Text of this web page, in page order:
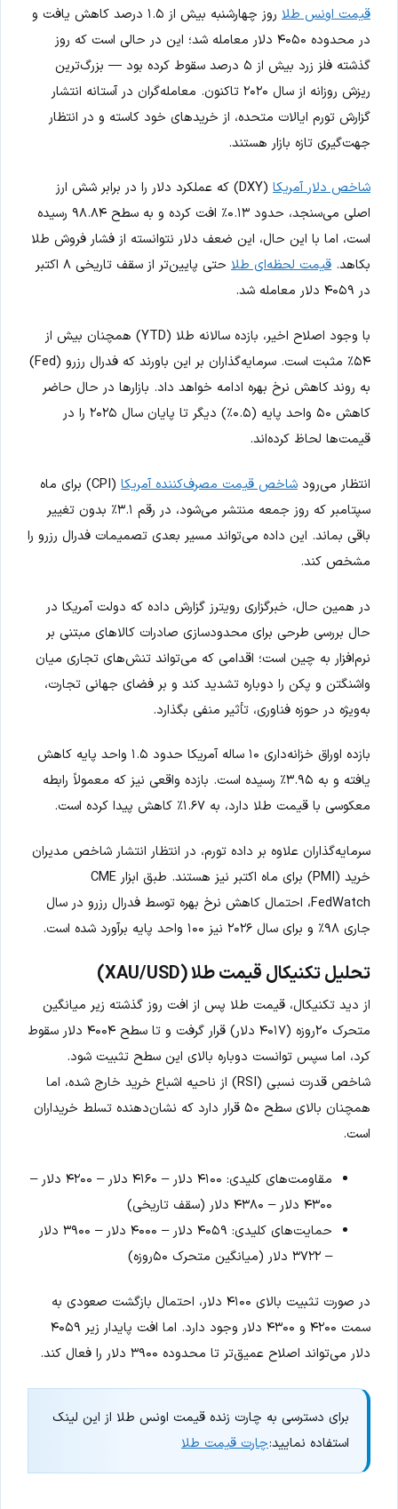
قیمت اونس طلا
روز چهارشنبه بیش از ۱.۵ درصد کاهش یافت و
در محدوده ۴۰۵۰ دلار معامله شد؛ این در حالی است که روز
گذشته فلز زرد بیش از ۵ درصد سقوط کرده بود — بزرگ‌ترین
ریزش روزانه از سال ۲۰۲۰ تاکنون. معامله‌گران در آستانه انتشار
گزارش تورم ایالات متحده، از خریدهای خود کاسته و در انتظار
جهت‌گیری تازه بازار هستند.
شاخص دلار آمریکا
(DXY) که عملکرد دلار را در برابر شش ارز
اصلی می‌سنجد، حدود ۰.۱۳٪ افت کرده و به سطح ۹۸.۸۴ رسیده
است، اما با این حال، این ضعف دلار نتوانسته از فشار فروش طلا
بکاهد. قیمت لحظه‌ای طلا
حتی پایین‌تر از سقف تاریخی ۸ اکتبر
در ۴۰۵۹ دلار معامله شد.
با وجود اصلاح اخیر، بازده سالانه طلا (YTD) همچنان بیش از
۵۴٪ مثبت است. سرمایه‌گذاران بر این باورند که فدرال رزرو (Fed)
به روند کاهش نرخ بهره ادامه خواهد داد. بازارها در حال حاضر
کاهش ۵۰ واحد پایه (۰.۵٪) دیگر تا پایان سال ۲۰۲۵ را در
قیمت‌ها لحاظ کرده‌اند.
انتظار می‌رود شاخص قیمت مصرف‌کننده آمریکا
(CPI) برای ماه
سپتامبر که روز جمعه منتشر می‌شود، در رقم ۳.۱٪ بدون تغییر
باقی بماند. این داده می‌تواند مسیر بعدی تصمیمات فدرال رزرو را
مشخص کند.
در همین حال، خبرگزاری رویترز گزارش داده که دولت آمریکا در
حال بررسی طرحی برای محدودسازی صادرات کالاهای مبتنی بر
نرم‌افزار به چین است؛ اقدامی که می‌تواند تنش‌های تجاری میان
واشنگتن و پکن را دوباره تشدید کند و بر فضای جهانی تجارت،
به‌ویژه در حوزه فناوری، تأثیر منفی بگذارد.
بازده اوراق خزانه‌داری ۱۰ ساله آمریکا حدود ۱.۵ واحد پایه کاهش
یافته و به ۳.۹۵٪ رسیده است. بازده واقعی نیز که معمولاً رابطه
معکوسی با قیمت طلا دارد، به ۱.۶۷٪ کاهش پیدا کرده است.
سرمایه‌گذاران علاوه بر داده تورم، در انتظار انتشار شاخص مدیران
خرید (PMI) برای ماه اکتبر نیز هستند. طبق ابزار CME
FedWatch، احتمال کاهش نرخ بهره توسط فدرال رزرو در سال
جاری ۹۸٪ و برای سال ۲۰۲۶ نیز ۱۰۰ واحد پایه برآورد شده است.
تحلیل تکنیکال قیمت طلا (XAU/USD)
از دید تکنیکال، قیمت طلا پس از افت روز گذشته زیر میانگین
متحرک ۲۰روزه (۴۰۱۷ دلار) قرار گرفت و تا سطح ۴۰۰۴ دلار سقوط
کرد، اما سپس توانست دوباره بالای این سطح تثبیت شود.
شاخص قدرت نسبی (RSI) از ناحیه اشباع خرید خارج شده، اما
همچنان بالای سطح ۵۰ قرار دارد که نشان‌دهنده تسلط خریداران
است.
مقاومت‌های کلیدی: ۴۱۰۰ دلار – ۴۱۶۰ دلار – ۴۲۰۰ دلار –
۴۳۰۰ دلار – ۴۳۸۰ دلار (سقف تاریخی)
حمایت‌های کلیدی: ۴۰۵۹ دلار – ۴۰۰۰ دلار – ۳۹۰۰ دلار
– ۳۷۲۲ دلار (میانگین متحرک ۵۰روزه)
در صورت تثبیت بالای ۴۱۰۰ دلار، احتمال بازگشت صعودی به
سمت ۴۲۰۰ و ۴۳۰۰ دلار وجود دارد. اما افت پایدار زیر ۴۰۵۹
دلار می‌تواند اصلاح عمیق‌تر تا محدوده ۳۹۰۰ دلار را فعال کند.
برای دسترسی به چارت زنده قیمت اونس طلا از این لینک
استفاده نمایید:چارت قیمت طلا